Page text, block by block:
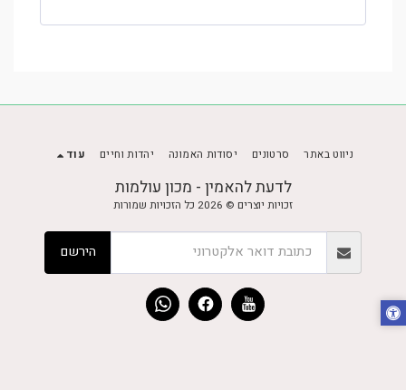
לדעת להאמין - מכון עולמות
זכויות יוצרים © 2026 כל הזכויות שמורות
ניווט באתר סרטונים יסודות האמונה יהדות וחיים עוד
הירשם